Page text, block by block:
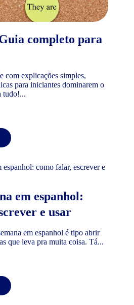
completo para
com explicações simples,
para iniciantes dominarem o
tudo!...
em espanhol:
e usar
em espanhol é tipo abrir
que leva pra muita coisa. Tá...